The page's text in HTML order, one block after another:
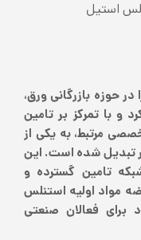
استیل
خود را در حوزه بازرگانی ورق،
و با تمرکز بر تامین
مرتبط، به یکی از
تبدیل شده است. این
تامین گسترده و
مواد اولیه استنلس
برای فعالان صنعتی